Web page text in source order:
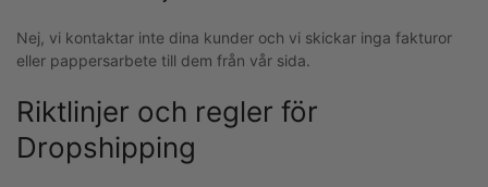
Nej, vi kontaktar inte dina kunder och vi skickar inga fakturor
eller pappersarbete till dem från vår sida.
Riktlinjer och regler för
Dropshipping